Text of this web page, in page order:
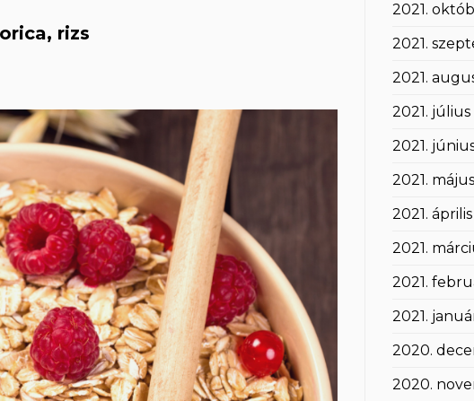
rizs
2021.
2021.
2021.
2021. július
2021.
2021. május
2021. április
2021.
2021.
2021.
2020.
2020.